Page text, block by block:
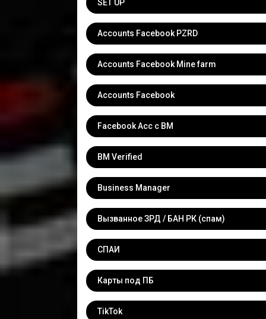
SET UP
Accounts Facebook PZRD
Accounts Facebook Mine farm
Accounts Facebook
Facebook Acc с BM
BM Verified
Business Manager
Вызванное ЗРД / БАН РК (спам)
СПАИ
Карты под ПБ
TikTok